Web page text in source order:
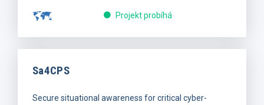
Projekt probíhá
Sa4CPS
Secure situational awareness for critical cyber-